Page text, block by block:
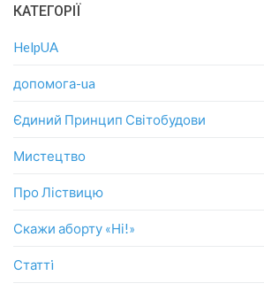
КАТЕГОРІЇ
HelpUA
допомога-ua
Єдиний Принцип Світобудови
Мистецтво
Про Ліствицю
Скажи аборту «Ні!»
Статтi